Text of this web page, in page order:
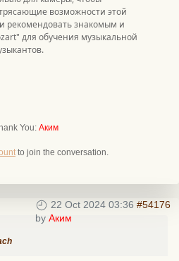
возможности этой
рекомендовать знакомым и
для обучения музыкальной
You: Аким
to join the conversation.
22 Oct 2024 03:36 #54176
by Аким